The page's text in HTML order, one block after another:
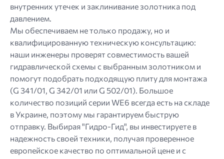
внутренних утечек и заклинивание золотника под
давлением.
Мы обеспечиваем не только продажу, но и
квалифицированную техническую консультацию:
наши инженеры проверят совместимость вашей
гидравлической схемы с выбранным золотником и
помогут подобрать подходящую плиту для монтажа
(G 341/01, G 342/01 или G 502/01). Большое
количество позиций серии WE6 всегда есть на складе
в Украине, поэтому мы гарантируем быструю
отправку. Выбирая "Гидро-Гид", вы инвестируете в
надежность своей техники, получая проверенное
европейское качество по оптимальной цене и с